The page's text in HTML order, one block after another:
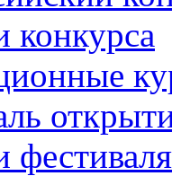
конкурса